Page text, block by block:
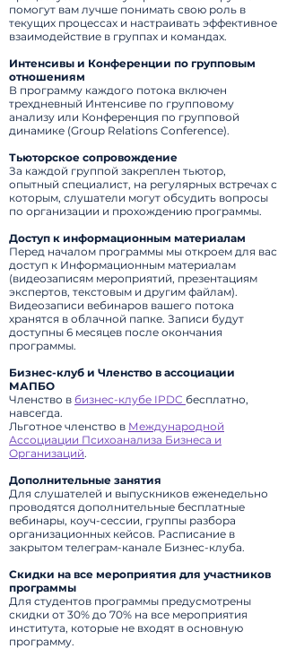
помогут вам лучше понимать свою роль в
текущих процессах и настраивать эффективное
взаимодействие в группах и командах.
Интенсивы и Конференции по групповым
отношениям
В программу каждого потока включен
трехдневный Интенсиве по групповому
анализу или Конференция по групповой
динамике (Group Relations Conference).
Тьюторское сопровождение
За каждой группой закреплен тьютор,
опытный специалист, на регулярных встречах с
которым, слушатели могут обсудить вопросы
по организации и прохождению программы.
Доступ к информационным материалам
Перед началом программы мы откроем для вас
доступ к Информационным материалам
(видеозаписям мероприятий, презентациям
экспертов, текстовым и другим файлам).
Видеозаписи вебинаров вашего потока
хранятся в облачной папке. Записи будут
доступны 6 месяцев после окончания
программы.
Бизнес-клуб и Членство в ассоциации
МАПБО
Членство в бизнес-клубе IPDC бесплатно,
навсегда.
Льготное членство в Международной
Ассоциации Психоанализа Бизнеса и
Организаций.
Дополнительные занятия
Для слушателей и выпускников еженедельно
проводятся дополнительные бесплатные
вебинары, коуч-сессии, группы разбора
организационных кейсов. Расписание в
закрытом телеграм-канале Бизнес-клуба.
Скидки на все мероприятия для участников
программы
Для студентов программы предусмотрены
скидки от 30% до 70% на все мероприятия
института, которые не входят в основную
программу.